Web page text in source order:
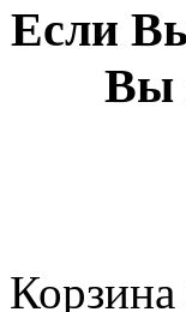
Если
Вы